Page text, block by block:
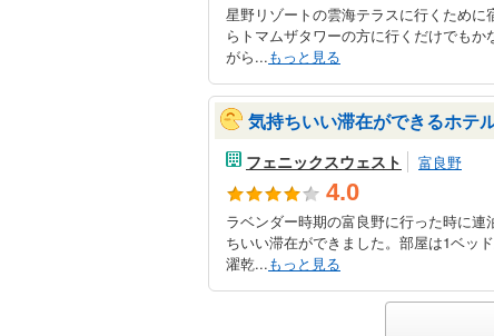
星野リゾートの雲海テラスに行くため
らトマムザタワーの方に行くだけでも
がら...もっと見る
気持ちいい滞在ができるホテ
フェニックスウェスト 富良野
4.0
ラベンダー時期の富良野に行った時に
ちいい滞在ができました。部屋は1ベッ
濯乾...もっと見る